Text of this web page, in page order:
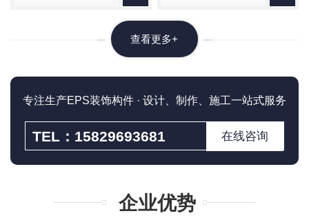
查看更多+
专注生产EPS装饰构件 · 设计、制作、施工一站式服务
TEL：15829693681 在线咨询
企业优势